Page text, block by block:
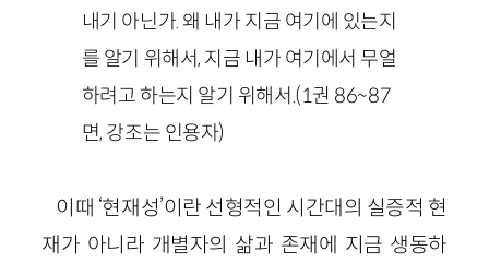
내기 아닌가. 왜 내가 지금 여기에 있는지
를 알기 위해서, 지금 내가 여기에서 무얼
하려고 하는지 알기 위해서.(1권 86~87
면, 강조는 인용자)
이때 ‘현재성’이란 선형적인 시간대의 실증적 현
재가 아니라 개별자의 삶과 존재에 지금 생동하